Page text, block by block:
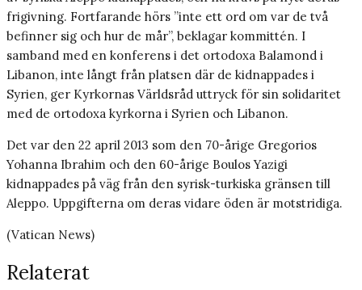
frigivning. Fortfarande hörs ”inte ett ord om var de två
befinner sig och hur de mår”, beklagar kommittén. I
samband med en konferens i det ortodoxa Balamond i
Libanon, inte långt från platsen där de kidnappades i
Syrien, ger Kyrkornas Världsråd uttryck för sin solidaritet
med de ortodoxa kyrkorna i Syrien och Libanon.
Det var den 22 april 2013 som den 70-årige Gregorios
Yohanna Ibrahim och den 60-årige Boulos Yazigi
kidnappades på väg från den syrisk-turkiska gränsen till
Aleppo. Uppgifterna om deras vidare öden är motstridiga.
(Vatican News)
Relaterat